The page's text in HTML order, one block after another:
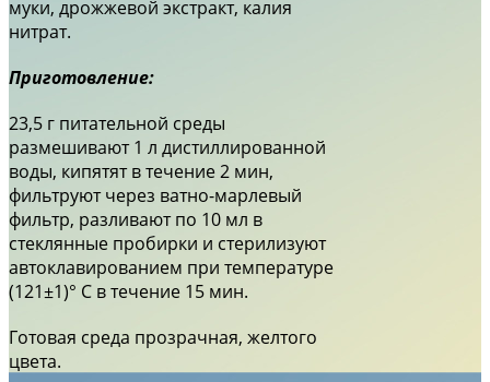
муки, дрожжевой экстракт, калия
нитрат.
Приготовление:
23,5 г питательной среды
размешивают 1 л дистиллированной
воды, кипятят в течение 2 мин,
фильтруют через ватно-марлевый
фильтр, разливают по 10 мл в
стеклянные пробирки и стерилизуют
автоклавированием при температуре
(121±1)° С в течение 15 мин.
Готовая среда прозрачная, желтого
цвета.